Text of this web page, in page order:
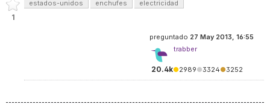
1
estados-unidos enchufes electricidad
preguntado 27 May 2013, 16:55
trabber
20.4k●2989●3324●3252